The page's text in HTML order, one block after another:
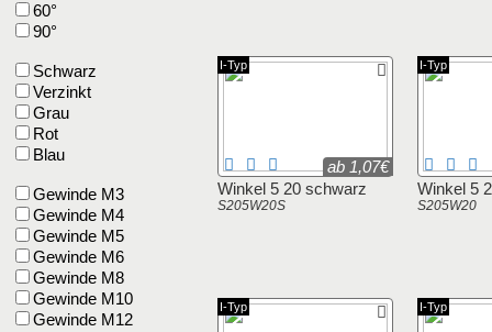
Winkel 5 20 schwarz
S205W20S
ab 1,07€
I-Typ
Winkel 5
S205W20
I-Typ
I-Typ I-Typ
60°
90°
Schwarz
Verzinkt
Grau
Rot
Blau
Gewinde M3
Gewinde M4
Gewinde M5
Gewinde M6
Gewinde M8
Gewinde M10
Gewinde M12